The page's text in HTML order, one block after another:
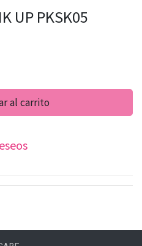
UP PKSK05
al carrito